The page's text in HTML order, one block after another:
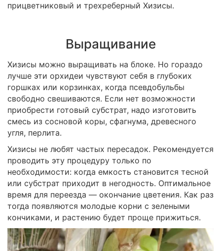
прицветниковый и трехреберный Хизисы.
Выращивание
Хизисы можно выращивать на блоке. Но гораздо
лучше эти орхидеи чувствуют себя в глубоких
горшках или корзинках, когда псевдобульбы
свободно свешиваются. Если нет возможности
приобрести готовый субстрат, надо изготовить
смесь из сосновой коры, сфагнума, древесного
угля, перлита.
Хизисы не любят частых пересадок. Рекомендуется
проводить эту процедуру только по
необходимости: когда емкость становится тесной
или субстрат приходит в негодность. Оптимальное
время для переезда — окончание цветения. Как раз
тогда появляются молодые корни с зелеными
кончиками, и растению будет проще прижиться.